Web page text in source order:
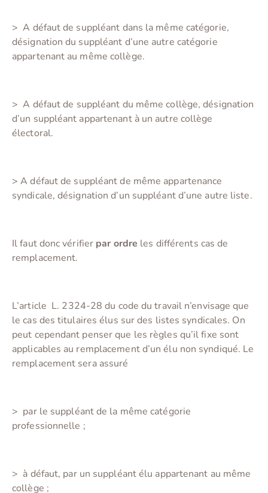
> A défaut de suppléant dans la même catégorie,
désignation du suppléant d’une autre catégorie
appartenant au même collège.
> A défaut de suppléant du même collège, désignation
d’un suppléant appartenant à un autre collège
électoral.
>A défaut de suppléant de même appartenance
syndicale, désignation d’un suppléant d’une autre liste.
Il faut donc vérifier par ordre les différents cas de
remplacement.
L’article L. 2324-28 du code du travail n’envisage que
le cas des titulaires élus sur des listes syndicales. On
peut cependant penser que les règles qu’il fixe sont
applicables au remplacement d’un élu non syndiqué. Le
remplacement sera assuré
> par le suppléant de la même catégorie
professionnelle ;
> à défaut, par un suppléant élu appartenant au même
collège ;